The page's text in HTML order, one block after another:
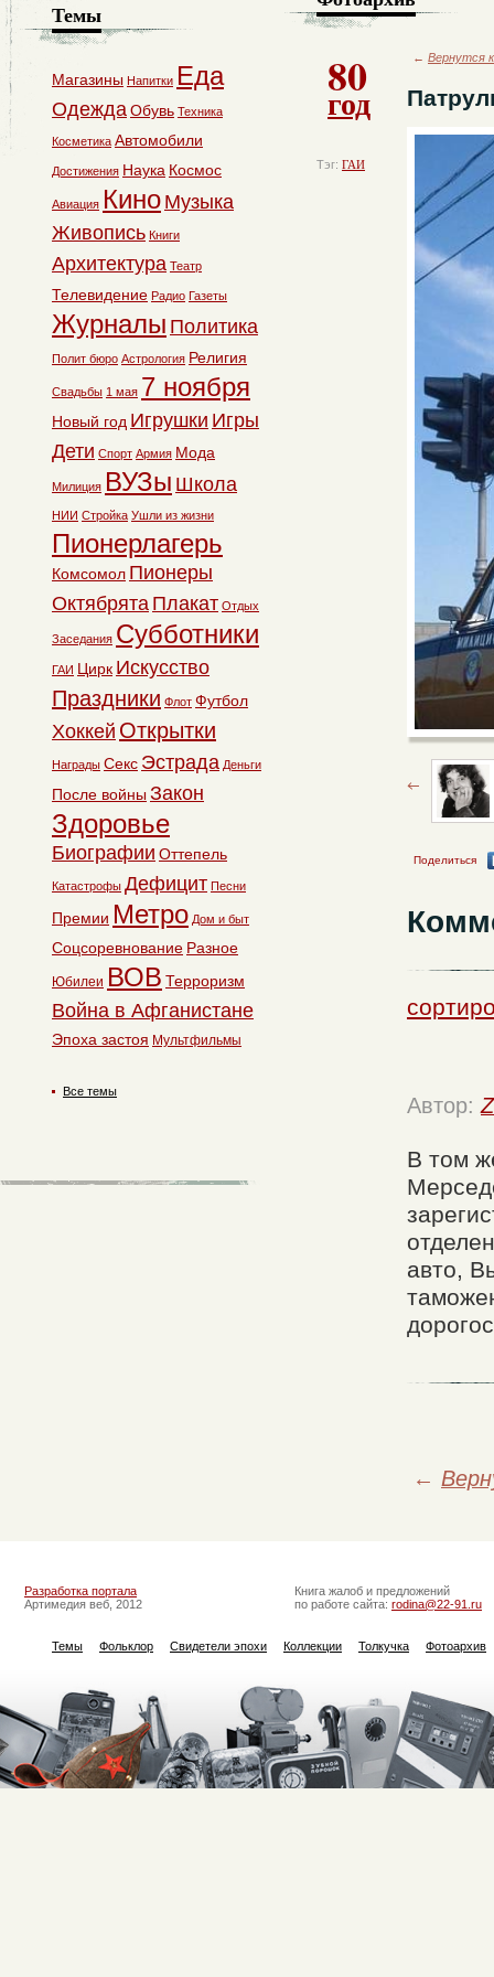
80
год
Тэг: ГАИ
← Вернутся
Поделиться
Автор:
В том
авто,
←
Темы
Магазины Напитки Еда
ОдеждаОбувь Техника
Косметика Автомобили
Достижения Наука Космос
Авиация Кино Музыка
Живопись Книги
Архитектура Театр
Телевидение Радио Газеты
Журналы Политика
Полит бюро Астрология Религия
Свадьбы 1 мая 7 ноября
Новый год Игрушки Игры
Дети Спорт Армия Мода
Милиция ВУЗы Школа
НИИ Стройка Ушли из жизни
Пионерлагерь
Комсомол Пионеры
Октябрята Плакат Отдых
Заседания Субботники
ГАИ Цирк Искусство
Праздники Флот Футбол
Хоккей Открытки
Награды Секс Эстрада Деньги
После войны Закон
Здоровье
Биографии Оттепель
Катастрофы Дефицит Песни
Премии Метро Дом и быт
Соцсоревнование Разное
Юбилеи ВОВ Терроризм
Война в Афганистане
Эпоха застоя Мультфильмы
Все темы
Разработка портала
Артимедия веб, 2012
Книга жалоб и предложений
по работе сайта: rodina@22-91.ru
Темы Фольклор Свидетели эпохи Коллекции Толкучка Фотоархив